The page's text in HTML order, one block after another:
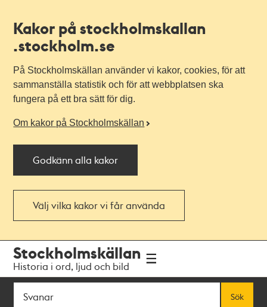
Kakor på stockholmskallan
.stockholm.se
På Stockholmskällan använder vi kakor, cookies, för att
sammanställa statistik och för att webbplatsen ska
fungera på ett bra sätt för dig.
Om kakor på Stockholmskällan
Godkänn alla kakor
Välj vilka kakor vi får använda
navigationen
huvudinnehållet
Stockholmskällan
Historia i ord, ljud och bild
Sök
Sök